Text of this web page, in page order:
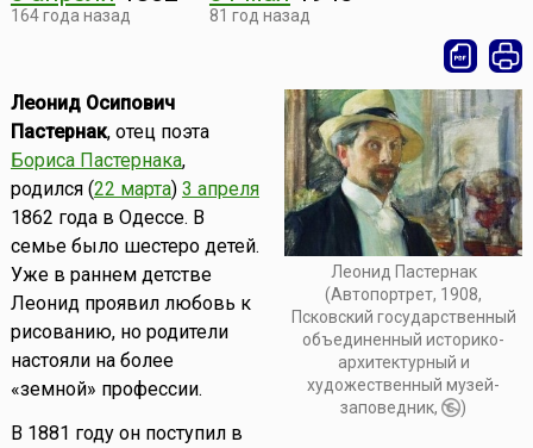
164 года назад 81 год назад
Леонид Пастернак
(Автопортрет, 1908,
Псковский государственный
объединенный историко-
архитектурный и
художественный музей-
заповедник,
)
Леонид Осипович
Пастернак, отец поэта
Бориса Пастернака,
родился (22 марта) 3 апреля
1862 года в Одессе. В
семье было шестеро детей.
Уже в раннем детстве
Леонид проявил любовь к
рисованию, но родители
настояли на более
«земной» профессии.
В 1881 году он поступил в